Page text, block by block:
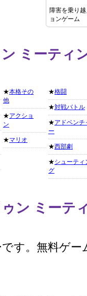
障害を乗り
ョンゲーム
ミーティ
★本格その
他
★アクショ
ン
★マリオ
★格闘
★対戦バトル
★アドベンチ
ー
★西部劇
★シューティ
グ
ン ミーテ
す。無料ゲー